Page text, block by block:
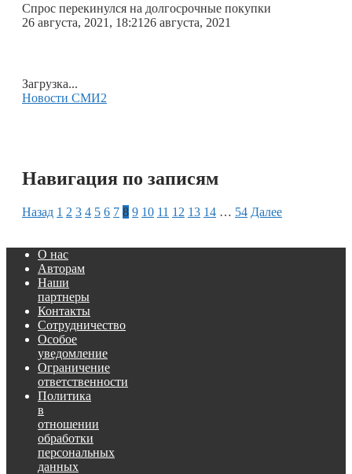
Спрос перекинулся на долгосрочные покупки
26 августа, 2021, 18:21 26 августа, 2021
Загрузка...
Новости СМИ2
Навигация по записям
Назад 1 2 3 4 5 6 7 8 9 10 11 12 13 14 … 54 Далее
О нас
Авторам
Наши
партнеры
Контакты
Сотрудничество
Особое
уведомление
Ограничение
ответственности
Политика
в
отношении
обработки
персональных
данных